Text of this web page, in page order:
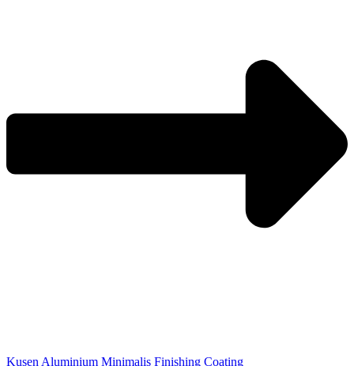
Kusen Aluminium Minimalis Finishing Coating